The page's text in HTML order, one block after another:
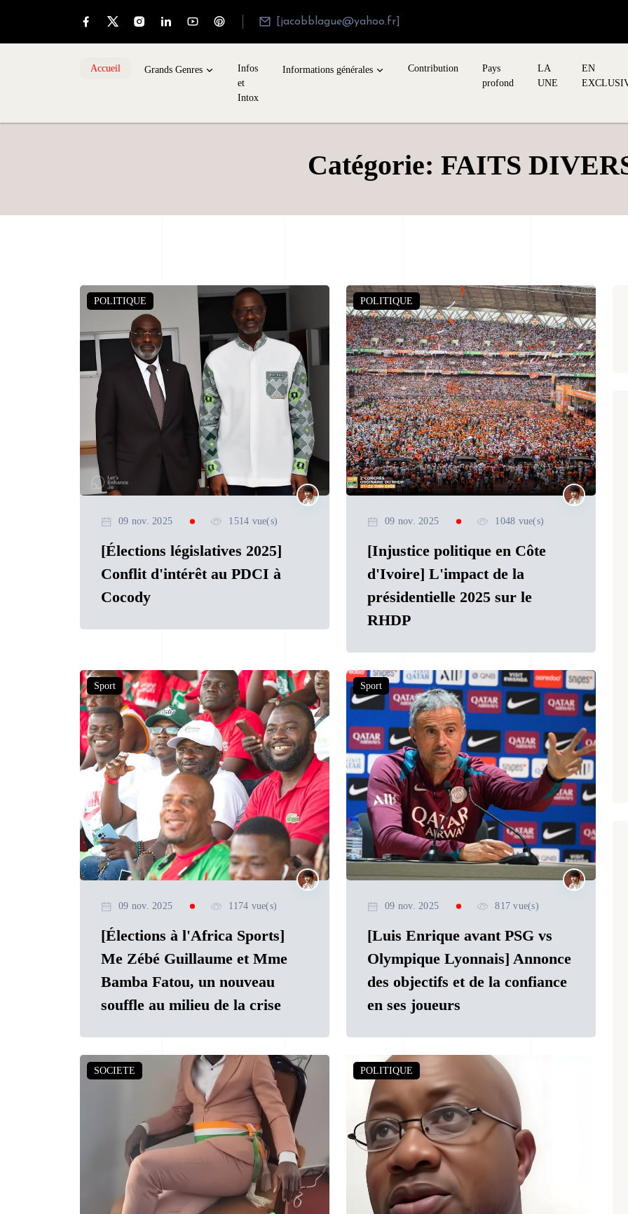
[jacobblague@yahoo.fr]
Accueil Grands Genres
Infos
et
Intox
Informations générales Contribution
Pays
profond
LA
UNE
EN
Catégorie: FAITS
POLITIQUE
09 nov. 2025 1514 vue(s)
[Élections législatives 2025]
Conflit d'intérêt au PDCI à
Cocody
POLITIQUE
09 nov. 2025 1048 vue(s)
[Injustice politique en Côte
d'Ivoire] L'impact de la
présidentielle 2025 sur le
RHDP
Sport
09 nov. 2025 1174 vue(s)
[Élections à l'Africa Sports]
Me Zébé Guillaume et Mme
Bamba Fatou, un nouveau
souffle au milieu de la crise
Sport
09 nov. 2025 817 vue(s)
[Luis Enrique avant PSG vs
Olympique Lyonnais] Annonce
des objectifs et de la confiance
en ses joueurs
SOCIETE POLITIQUE